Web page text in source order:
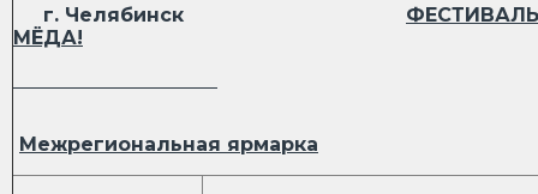
г. Челябинск
МЁДА!
Межрегиональная ярмарка